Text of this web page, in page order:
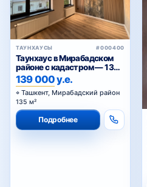
ТАУНХАУСЫ #000400
Таунхаус в Мирабадском
районе с кадастром — 135
м² от застройщика
139 000 у.е.
Ташкент, Мирабадский район
135 м²
Подробнее